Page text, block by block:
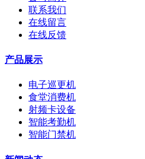
联系我们
在线留言
在线反馈
产品展示
电子巡更机
食堂消费机
射频卡设备
智能考勤机
智能门禁机